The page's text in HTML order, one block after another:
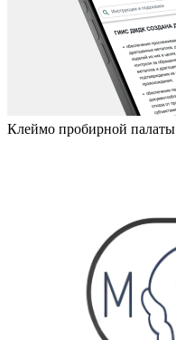
Клеймо пробирной палаты